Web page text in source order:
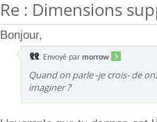
Re : Dimensions
Bonjour,
Envoyé par morrow
Quand on parle -je crois- de
imaginer ?